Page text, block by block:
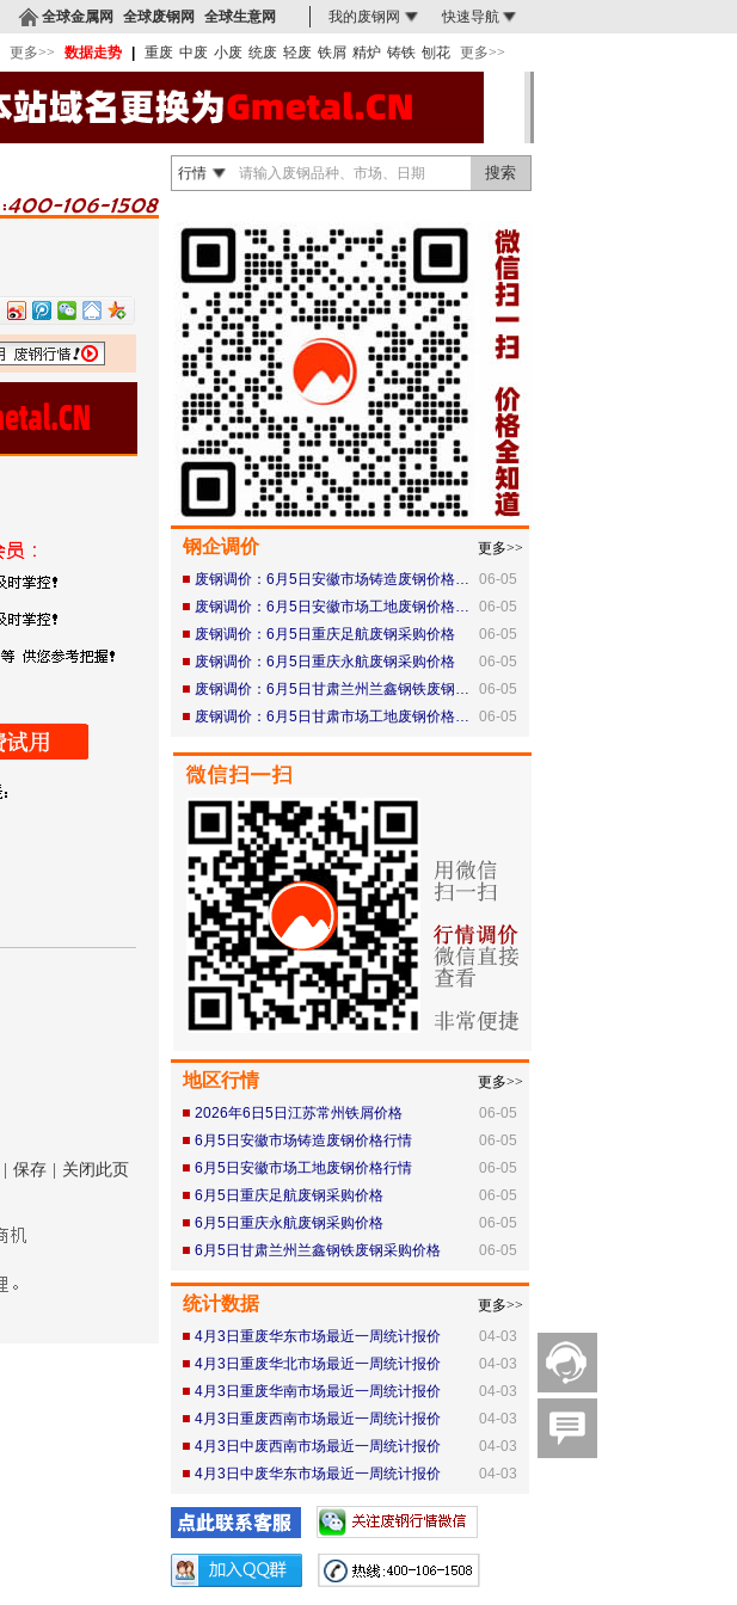
全球金属网 全球废钢网 全球生意网 我的废钢网 快速导航
更多>> 数据走势 重废 中废 小废 统废 轻废 铁屑 精炉 铸铁 刨花 更多>>
行情
保存 关闭此页
更多>>
钢企调价
06-05
废钢调价：6月5日安徽市场铸造废钢价格…
06-05
废钢调价：6月5日安徽市场工地废钢价格…
06-05
废钢调价：6月5日重庆足航废钢采购价格
06-05
废钢调价：6月5日重庆永航废钢采购价格
06-05
废钢调价：6月5日甘肃兰州兰鑫钢铁废钢…
06-05
废钢调价：6月5日甘肃市场工地废钢价格…
更多>>
地区行情
06-05
2026年6日5日江苏常州铁屑价格
06-05
6月5日安徽市场铸造废钢价格行情
06-05
6月5日安徽市场工地废钢价格行情
06-05
6月5日重庆足航废钢采购价格
06-05
6月5日重庆永航废钢采购价格
06-05
6月5日甘肃兰州兰鑫钢铁废钢采购价格
更多>>
统计数据
04-03
4月3日重废华东市场最近一周统计报价
04-03
4月3日重废华北市场最近一周统计报价
04-03
4月3日重废华南市场最近一周统计报价
04-03
4月3日重废西南市场最近一周统计报价
04-03
4月3日中废西南市场最近一周统计报价
04-03
4月3日中废华东市场最近一周统计报价